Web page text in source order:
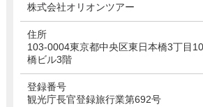
株式会社オリオンツアー
住所
103-0004東京都中央区東日本橋3丁目
橋ビル3階
登録番号
観光庁長官登録旅行業第692号